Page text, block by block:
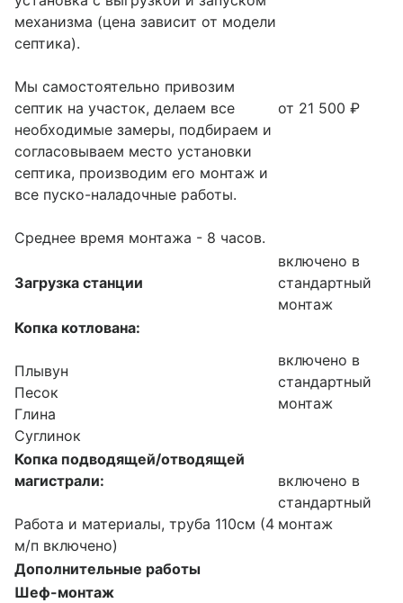
механизма (цена зависит от модели
септика).
Мы самостоятельно привозим
септик на участок, делаем все
необходимые замеры, подбираем и
согласовываем место установки
септика, производим его монтаж и
все пуско-наладочные работы.
Среднее время монтажа - 8 часов.
от 21 500 ₽
Загрузка станции
включено в
стандартный
монтаж
Копка котлована:
Плывун
Песок
Глина
Суглинок
включено в
стандартный
монтаж
Копка подводящей/отводящей
магистрали:
Работа и материалы, труба 110см (4
м/п включено)
включено в
стандартный
монтаж
Дополнительные работы
Шеф-монтаж